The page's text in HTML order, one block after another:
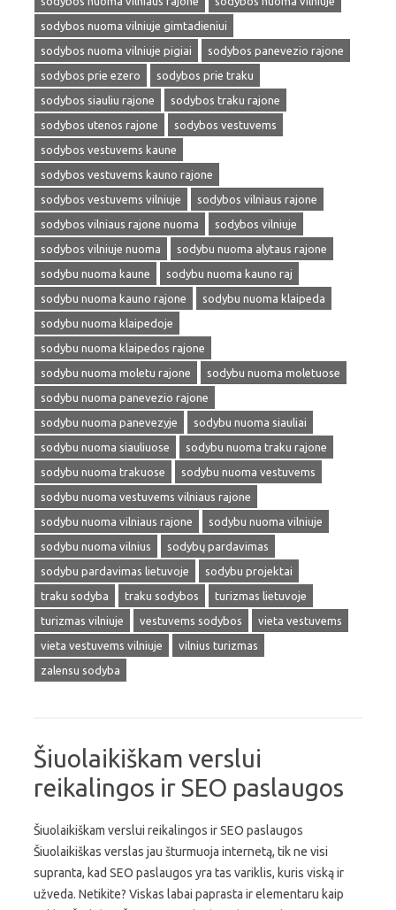
sodybos nuoma vilniuje gimtadieniui
sodybos nuoma vilniuje pigiai
sodybos panevezio rajone
sodybos prie ezero
sodybos prie traku
sodybos siauliu rajone
sodybos traku rajone
sodybos utenos rajone
sodybos vestuvems
sodybos vestuvems kaune
sodybos vestuvems kauno rajone
sodybos vestuvems vilniuje
sodybos vilniaus rajone
sodybos vilniaus rajone nuoma
sodybos vilniuje
sodybos vilniuje nuoma
sodybu nuoma alytaus rajone
sodybu nuoma kaune
sodybu nuoma kauno raj
sodybu nuoma kauno rajone
sodybu nuoma klaipeda
sodybu nuoma klaipedoje
sodybu nuoma klaipedos rajone
sodybu nuoma moletu rajone
sodybu nuoma moletuose
sodybu nuoma panevezio rajone
sodybu nuoma panevezyje
sodybu nuoma siauliai
sodybu nuoma siauliuose
sodybu nuoma traku rajone
sodybu nuoma trakuose
sodybu nuoma vestuvems
sodybu nuoma vestuvems vilniaus rajone
sodybu nuoma vilniaus rajone
sodybu nuoma vilniuje
sodybu nuoma vilnius
sodybų pardavimas
sodybu pardavimas lietuvoje
sodybu projektai
traku sodyba
traku sodybos
turizmas lietuvoje
turizmas vilniuje
vestuvems sodybos
vieta vestuvems
vieta vestuvems vilniuje
vilnius turizmas
zalensu sodyba
Šiuolaikiškam verslui
reikalingos ir SEO paslaugos
Šiuolaikiškam verslui reikalingos ir SEO paslaugos
Šiuolaikiškas verslas jau šturmuoja internetą, tik ne visi
supranta, kad SEO paslaugos yra tas variklis, kuris viską ir
užveda. Netikite? Viskas labai paprasta ir elementaru kaip